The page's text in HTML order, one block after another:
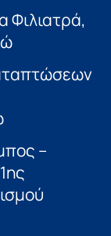
Φιλιατρά,
–